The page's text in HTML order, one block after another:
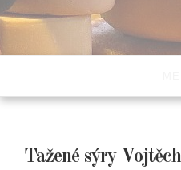
Tažené sýry